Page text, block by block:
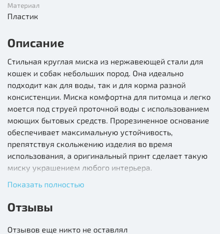
Материал
Пластик
Описание
Стильная круглая миска из нержавеющей стали для
кошек и собак небольших пород. Она идеально
подходит как для воды, так и для корма разной
консистенции. Миска комфортна для питомца и легко
моется под струей проточной воды с использованием
моющих бытовых средств. Прорезиненное основание
обеспечивает максимальную устойчивость,
препятствуя скольжению изделия во время
использования, а оригинальный принт сделает такую
миску украшением любого интерьера.
Цвет изделия: голубой.
Состав: Пластик, нержавеющая сталь, резина
Показать полностью
Отзывы
Отзывов еще никто не оставлял